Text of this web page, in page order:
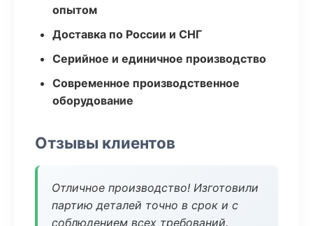
опытом
Доставка по России и СНГ
Серийное и единичное производство
Современное производственное
оборудование
Отзывы клиентов
Отличное производство! Изготовили
партию деталей точно в срок и с
соблюдением всех требований.